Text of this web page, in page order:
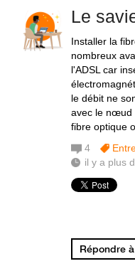
Le
Installer la
nombreux
l'ADSL car
le débit ne
avec le nœud
fibre optique
4
il y a plus
Répondre